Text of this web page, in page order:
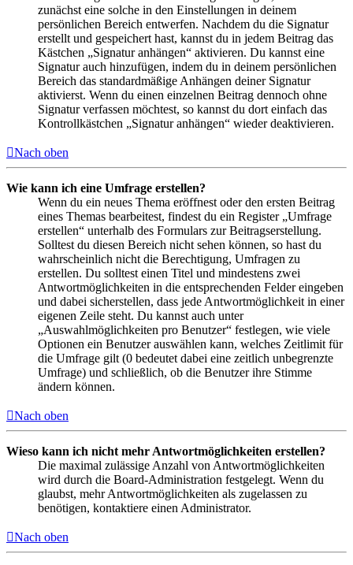
zunächst eine solche in den Einstellungen in deinem
persönlichen Bereich entwerfen. Nachdem du die Signatur
erstellt und gespeichert hast, kannst du in jedem Beitrag das
Kästchen „Signatur anhängen“ aktivieren. Du kannst eine
Signatur auch hinzufügen, indem du in deinem persönlichen
Bereich das standardmäßige Anhängen deiner Signatur
aktivierst. Wenn du einen einzelnen Beitrag dennoch ohne
Signatur verfassen möchtest, so kannst du dort einfach das
Kontrollkästchen „Signatur anhängen“ wieder deaktivieren.
Nach oben
Wie kann ich eine Umfrage erstellen?
Wenn du ein neues Thema eröffnest oder den ersten Beitrag
eines Themas bearbeitest, findest du ein Register „Umfrage
erstellen“ unterhalb des Formulars zur Beitragserstellung.
Solltest du diesen Bereich nicht sehen können, so hast du
wahrscheinlich nicht die Berechtigung, Umfragen zu
erstellen. Du solltest einen Titel und mindestens zwei
Antwortmöglichkeiten in die entsprechenden Felder eingeben
und dabei sicherstellen, dass jede Antwortmöglichkeit in einer
eigenen Zeile steht. Du kannst auch unter
„Auswahlmöglichkeiten pro Benutzer“ festlegen, wie viele
Optionen ein Benutzer auswählen kann, welches Zeitlimit für
die Umfrage gilt (0 bedeutet dabei eine zeitlich unbegrenzte
Umfrage) und schließlich, ob die Benutzer ihre Stimme
ändern können.
Nach oben
Wieso kann ich nicht mehr Antwortmöglichkeiten erstellen?
Die maximal zulässige Anzahl von Antwortmöglichkeiten
wird durch die Board-Administration festgelegt. Wenn du
glaubst, mehr Antwortmöglichkeiten als zugelassen zu
benötigen, kontaktiere einen Administrator.
Nach oben